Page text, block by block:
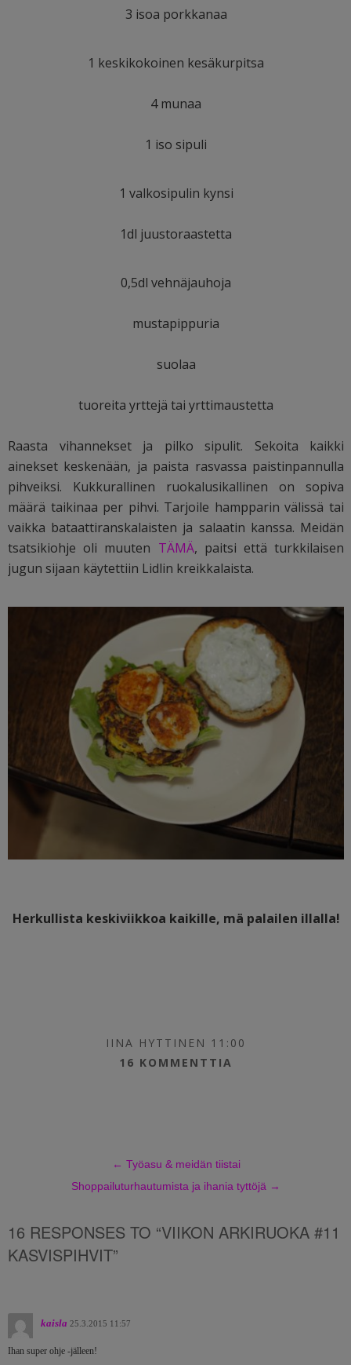
3 isoa porkkanaa
1 keskikokoinen kesäkurpitsa
4 munaa
1 iso sipuli
1 valkosipulin kynsi
1dl juustoraastetta
0,5dl vehnäjauhoja
mustapippuria
suolaa
tuoreita yrttejä tai yrttimaustetta
Raasta vihannekset ja pilko sipulit. Sekoita kaikki
ainekset keskenään, ja paista rasvassa paistinpannulla
pihveiksi. Kukkurallinen ruokalusikallinen on sopiva
määrä taikinaa per pihvi. Tarjoile hampparin välissä tai
vaikka bataattiranskalaisten ja salaatin kanssa. Meidän
tsatsikiohje oli muuten TÄMÄ, paitsi että turkkilaisen
jugun sijaan käytettiin Lidlin kreikkalaista.
Herkullista keskiviikkoa kaikille, mä palailen illalla!
IINA HYTTINEN 11:00
16 KOMMENTTIA
← Työasu & meidän tiistai
Shoppailuturhautumista ja ihania tyttöjä →
16 RESPONSES TO “VIIKON ARKIRUOKA #11
KASVISPIHVIT”
kaisla 25.3.2015 11:57
Ihan super ohje -jälleen!